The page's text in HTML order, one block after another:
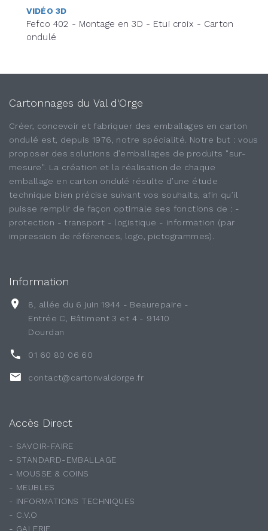
VIDÉO 3D
Fefco 402 - Montage en 3D - Etui croix - Carton
ondulé
Cartonnages du Val d'Orge
Créer, concevoir et fabriquer des emballages en carton
ondulé est, depuis 1976, notre spécialité. Notre but : vous
proposer des solutions d’emballages de produits "sur-
mesure". La création et la réalisation de chaque
emballage en carton ondulé résulte d’une étude
technique bien précise suivant vos souhaits, afin qu’il
puisse remplir de façon optimale ses fonctions de : -
protection - transport - logistique - information (par
impression de références, logo, pictogrammes).
Information
8, allée du 6 juin 1944 - Beaurepaire -
Entrée C, Bâtiment 3 et 4 - 91410
Dourdan
01 60 80 06 60
contact@cartonvaldorge.fr
Accès Direct
- SAVOIR-FAIRE
- STANDARD-EMBALLAGE
- MOUSSE & COINS
- MEUBLES
- INFORMATIONS TECHNIQUES
- C.V.O
- GALERIE